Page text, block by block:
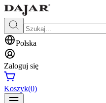
Polska
Zaloguj się
Koszyk(0)